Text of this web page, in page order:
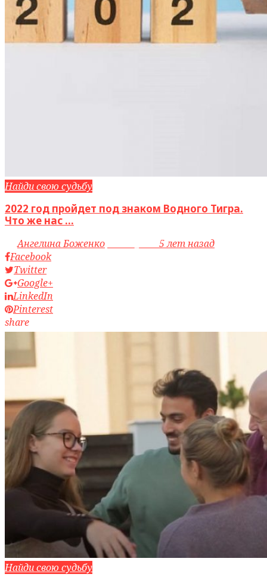
Найди свою судьбу
2022 год пройдет под знаком Водного Тигра.
Что же нас ...
byАнгелина Боженко
5 лет назад
Facebook
Twitter
Google+
LinkedIn
Pinterest
share
Найди свою судьбу